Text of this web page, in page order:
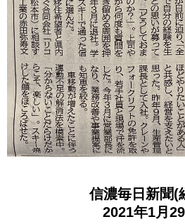
信濃毎日新聞(
2021年1月